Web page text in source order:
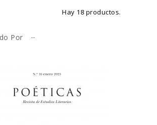
Hay 18 productos.
Por --